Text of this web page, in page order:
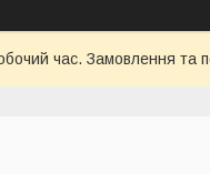
час. Замовлення та